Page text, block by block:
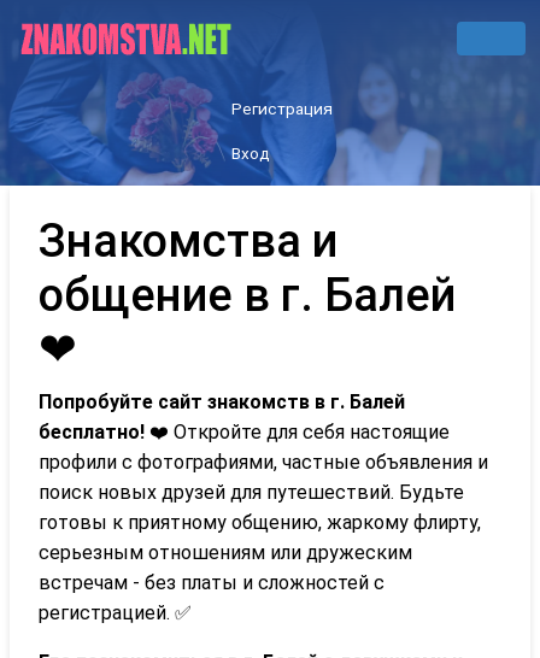
Регистрация
Вход
Знакомства и
общение в г. Балей
❤
Попробуйте сайт знакомств в г. Балей
бесплатно! ❤️ Откройте для себя настоящие
профили с фотографиями, частные объявления и
поиск новых друзей для путешествий. Будьте
готовы к приятному общению, жаркому флирту,
серьезным отношениям или дружеским
встречам - без платы и сложностей с
регистрацией. ✅